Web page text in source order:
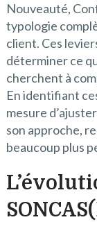
Nouveauté,
typologie
client. Ces
déterminer ce
cherchent à
En identifiant
mesure
son approche,
beaucoup plus